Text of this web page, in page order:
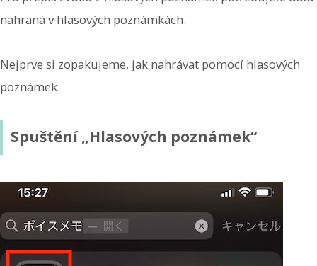
nahraná v hlasových poznámkách.
Nejprve si zopakujeme, jak nahrávat pomocí hlasových
poznámek.
Spuštění „Hlasových poznámek“